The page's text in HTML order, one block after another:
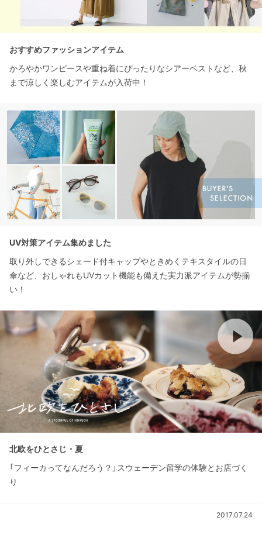
おすすめファッションアイテム
かろやかワンピースや重ね着にぴったりなシアーベストなど、秋
まで涼しく楽しむアイテムが入荷中！
UV対策アイテム集めました
取り外しできるシェード付キャップやときめくテキスタイルの日
傘など、おしゃれもUVカット機能も備えた実力派アイテムが勢揃
い！
北欧をひとさじ・夏
「フィーカってなんだろう？」スウェーデン留学の体験とお店づく
り
2017.07.24